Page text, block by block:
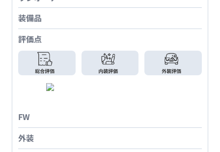
装備品
評価点
FW
外装